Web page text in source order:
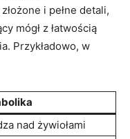
i pełne detali,
mógł z łatwością
Przykładowo, w
nad żywiołami